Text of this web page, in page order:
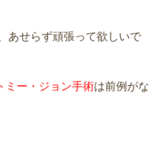
あせらず頑張って欲しいで
ミー・ジョン手術は前例がな